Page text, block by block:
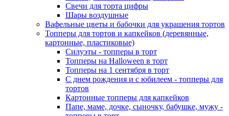
Свечи для торта цифры
Шары воздушные
Вафельные цветы и бабочки для украшения тортов
Топперы для тортов и капкейков (деревянные,
картонные, пластиковые)
Силуэты - топперы в торт
Топперы на Halloween в торт
Топперы на 1 сентября в торт
С днем рождения и с юбилеем - топперы для
тортов
Картонные топперы для капкейков
Папе, маме, дочке, сыночку, бабушке, мужу -